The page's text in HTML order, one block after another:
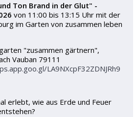
Ton Brand in der Glut" -
von 11:00 bis 13:15 Uhr mit der
im Garten von zusammen leben
"zusammen gärtnern",
Vauban 79111
LA9NXcpF32ZDNJRh9
erlebt, wie aus Erde und Feuer